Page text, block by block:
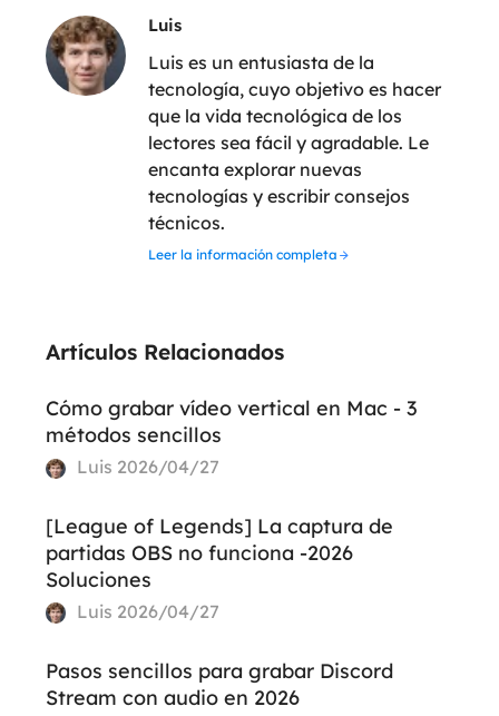
Luis
Luis es un entusiasta de la
tecnología, cuyo objetivo es hacer
que la vida tecnológica de los
lectores sea fácil y agradable. Le
encanta explorar nuevas
tecnologías y escribir consejos
técnicos.
Leer la información completa
Artículos Relacionados
Cómo grabar vídeo vertical en Mac - 3
métodos sencillos
Luis 2026/04/27
[League of Legends] La captura de
partidas OBS no funciona -2026
Soluciones
Luis 2026/04/27
Pasos sencillos para grabar Discord
Stream con audio en 2026